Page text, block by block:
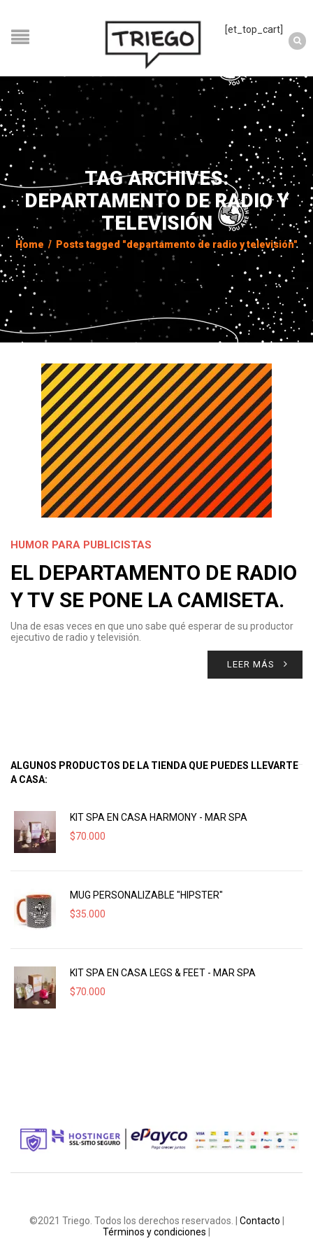
[et_top_cart]
TAG ARCHIVES:
DEPARTAMENTO DE RADIO Y
TELEVISIÓN
Home / Posts tagged "departamento de radio y televisión"
HUMOR PARA PUBLICISTAS
EL DEPARTAMENTO DE RADIO
Y TV SE PONE LA CAMISETA.
Una de esas veces en que uno sabe qué esperar de su productor
ejecutivo de radio y televisión.
LEER MÁS
ALGUNOS PRODUCTOS DE LA TIENDA QUE PUEDES LLEVARTE
A CASA:
KIT SPA EN CASA HARMONY - MAR SPA
$70.000
MUG PERSONALIZABLE "HIPSTER"
$35.000
KIT SPA EN CASA LEGS & FEET - MAR SPA
$70.000
©2021 Triego. Todos los derechos reservados. | Contacto
Términos y condiciones